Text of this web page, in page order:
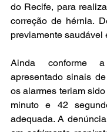
do Recife, para
correção de hérnia.
previamente saudável
Ainda conforme
apresentado sinais
os alarmes teriam
minuto e 42
adequada. A